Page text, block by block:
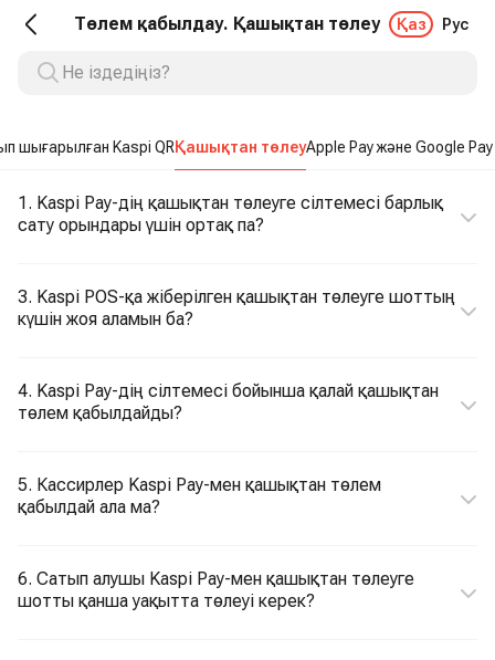
Төлем қабылдау. Қашықтан төлеу Қаз Рус
шығарылған Kaspi QRҚашықтан төлеуApple Pay және Google Pay
1. Kaspi Pay-дің қашықтан төлеуге сілтемесі барлық
сату орындары үшін ортақ па?
3. Kaspi POS-қа жіберілген қашықтан төлеуге шоттың
күшін жоя аламын ба?
4. Kaspi Pay-дің сілтемесі бойынша қалай қашықтан
төлем қабылдайды?
5. Кассирлер Kaspi Pay-мен қашықтан төлем
қабылдай ала ма?
6. Сатып алушы Kaspi Pay-мен қашықтан төлеуге
шотты қанша уақытта төлеуі керек?